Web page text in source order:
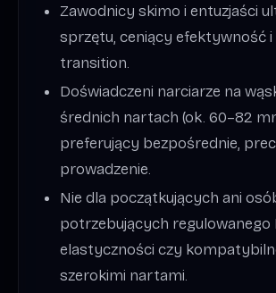
Zawodnicy skimo i entuzjaści
sprzętu, ceniący efektywność i
transition.
Doświadczeni narciarze na
średnich nartach (ok. 60–82
preferujący bezpośrednie,
prowadzenie.
Nie dla początkujących ani
potrzebujących regulowanego
elastyczności czy
szerokimi nartami.